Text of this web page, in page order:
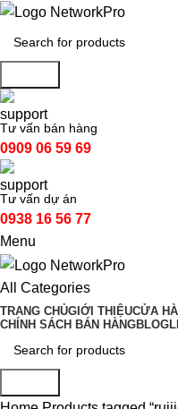
Tư vấn bán hàng
0909 06 59 69
Tư vấn dự án
0938 16 56 77
Menu
All Categories
TRANG CHỦGIỚI THIỆUCỬA
CHÍNH SÁCH BÁN HÀNGBLOG